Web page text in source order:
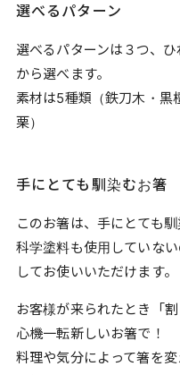
選べるパターン
選べるパターンは３つ、
から選べます。
素材は5種類（鉄刀木・黒
栗）
手にとても馴染むお箸
このお箸は、手にとても馴
科学塗料も使用していな
してお使いいただけます。
お客様が来られたとき「
心機一転新しいお箸で！
料理や気分によって箸を